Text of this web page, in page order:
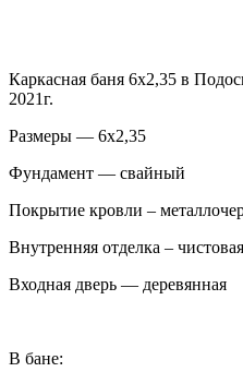
Каркасная баня 6х2,35 в
2021г.
Размеры — 6х2,35
Фундамент — свайный
Покрытие кровли –
Внутренняя отделка – чистовая
Входная дверь — деревянная
В бане: